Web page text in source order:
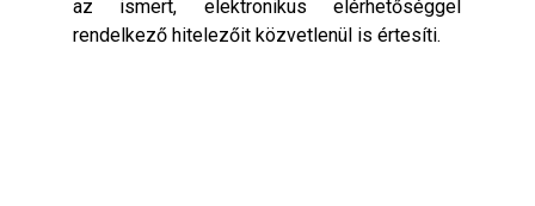
az ismert, elektronikus elérhetőséggel
rendelkező hitelezőit közvetlenül is értesíti.